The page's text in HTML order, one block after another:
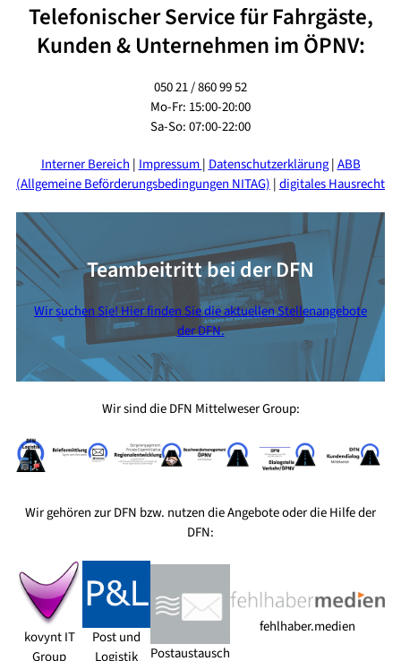
Telefonischer Service für Fahrgäste,
Kunden & Unternehmen im ÖPNV:
050 21 / 860 99 52
Mo-Fr: 15:00-20:00
Sa-So: 07:00-22:00
Interner Bereich|Impressum|Datenschutzerklärung|ABB
(Allgemeine Beförderungsbedingungen NITAG)|digitales Hausrecht
Teambeitritt bei der DFN
Wir suchen Sie! Hier finden Sie die aktuellen Stellenangebote
der DFN.
Wir sind die DFN Mittelweser Group:
Wir gehören zur DFN bzw. nutzen die Angebote oder die Hilfe der
DFN:
kovynt IT
Group
Post und
Postaustausch
fehlhaber.medien